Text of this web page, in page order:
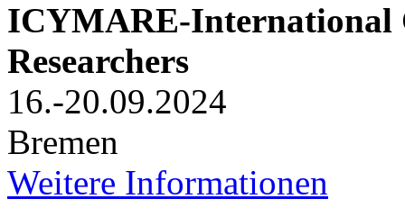
ICYMARE-International
Researchers
16.-20.09.2024
Bremen
Weitere Informationen